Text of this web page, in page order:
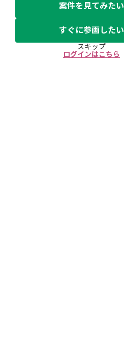
案件を見てみたい
すぐに参画したい
スキップ
ログインはこちら